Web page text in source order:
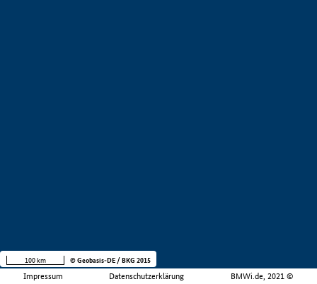
Impressum Datenschutzerklärung BMWi.de, 2021 ©
100 km © Geobasis-DE / BKG 2015